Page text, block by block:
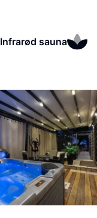
Infrarød sauna